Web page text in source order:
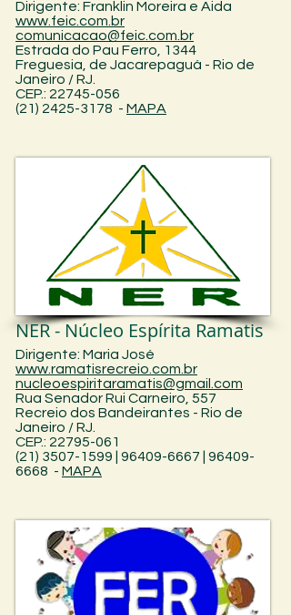
Dirigente: Franklin Moreira e Aida
www.feic.com.br
comunicacao@feic.com.br
Estrada do Pau Ferro, 1344
Freguesia, de Jacarepaguá - Rio de
Janeiro /RJ.
CEP.: 22745-056
(21) 2425-3178 - MAPA
NER - Núcleo Espírita Ramatis
Dirigente: Maria José
www.ramatisrecreio.com.br
nucleoespiritaramatis@gmail.com
Rua Senador Rui Carneiro, 557
Recreio dos Bandeirantes - Rio de
Janeiro /RJ.
CEP.: 22795-061
(21) 3507-1599 | 96409-6667 | 96409-
6668 - MAPA